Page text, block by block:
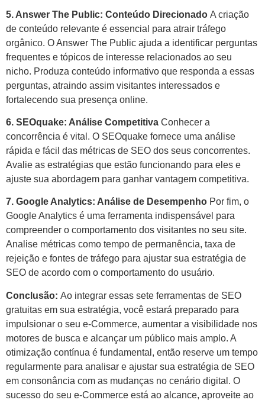
5. Answer The Public: Conteúdo Direcionado A criação
de conteúdo relevante é essencial para atrair tráfego
orgânico. O Answer The Public ajuda a identificar perguntas
frequentes e tópicos de interesse relacionados ao seu
nicho. Produza conteúdo informativo que responda a essas
perguntas, atraindo assim visitantes interessados e
fortalecendo sua presença online.
6. SEOquake: Análise Competitiva Conhecer a
concorrência é vital. O SEOquake fornece uma análise
rápida e fácil das métricas de SEO dos seus concorrentes.
Avalie as estratégias que estão funcionando para eles e
ajuste sua abordagem para ganhar vantagem competitiva.
7. Google Analytics: Análise de Desempenho Por fim, o
Google Analytics é uma ferramenta indispensável para
compreender o comportamento dos visitantes no seu site.
Analise métricas como tempo de permanência, taxa de
rejeição e fontes de tráfego para ajustar sua estratégia de
SEO de acordo com o comportamento do usuário.
Conclusão: Ao integrar essas sete ferramentas de SEO
gratuitas em sua estratégia, você estará preparado para
impulsionar o seu e-Commerce, aumentar a visibilidade nos
motores de busca e alcançar um público mais amplo. A
otimização contínua é fundamental, então reserve um tempo
regularmente para analisar e ajustar sua estratégia de SEO
em consonância com as mudanças no cenário digital. O
sucesso do seu e-Commerce está ao alcance, aproveite ao